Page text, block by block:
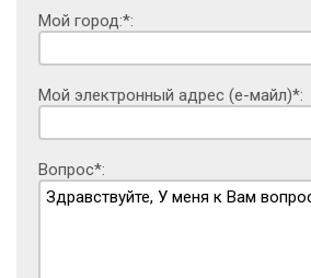
Мой город:*:
Мой электронный адрес (е-майл)*:
Вопрос*: